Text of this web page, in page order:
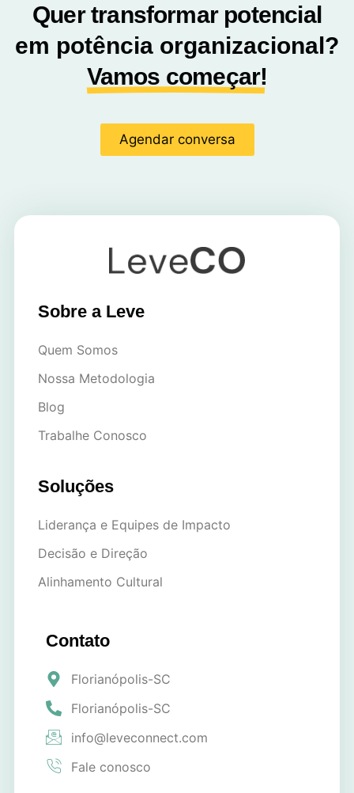
Quer transformar potencial
em potência organizacional?
Vamos começar!
Agendar conversa
Sobre a Leve
Quem Somos
Nossa Metodologia
Blog
Trabalhe Conosco
Soluções
Liderança e Equipes de Impacto
Decisão e Direção
Alinhamento Cultural
Contato
Florianópolis-SC
Florianópolis-SC
info@leveconnect.com
Fale conosco